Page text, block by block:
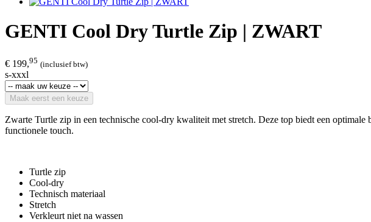
GENTI Cool Dry Turtle Zip | ZWART
€ 199,95 (inclusief btw)
s-xxxl
Maak eerst een keuze
Zwarte Turtle zip in een technische cool-dry kwaliteit met stretch. Deze top biedt een
functionele touch.
Turtle zip
Cool-dry
Technisch materiaal
Stretch
Verkleurt niet na wassen